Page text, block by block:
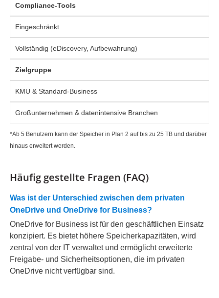
Compliance-Tools
Eingeschränkt
Vollständig (eDiscovery, Aufbewahrung)
Zielgruppe
KMU & Standard-Business
Großunternehmen & datenintensive Branchen
*Ab 5 Benutzern kann der Speicher in Plan 2 auf bis zu 25 TB und darüber
hinaus erweitert werden.
Häufig gestellte Fragen (FAQ)
Was ist der Unterschied zwischen dem privaten
OneDrive und OneDrive for Business?
OneDrive for Business ist für den geschäftlichen Einsatz
konzipiert. Es bietet höhere Speicherkapazitäten, wird
zentral von der IT verwaltet und ermöglicht erweiterte
Freigabe- und Sicherheitsoptionen, die im privaten
OneDrive nicht verfügbar sind.